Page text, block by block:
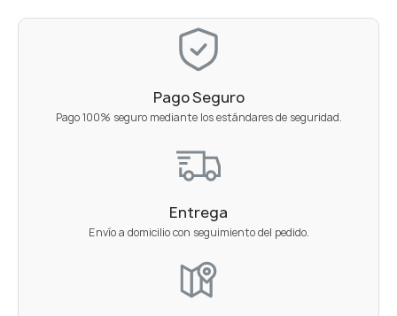
Pago Seguro
Pago 100% seguro mediante los estándares de seguridad.
Entrega
Envío a domicilio con seguimiento del pedido.